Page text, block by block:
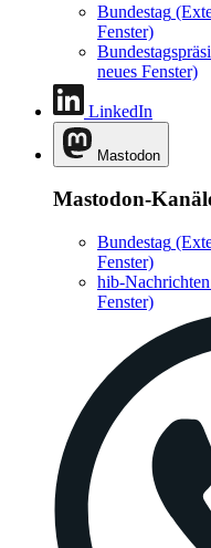
Bundestag
Fenster)
neues Fenster)
LinkedIn
Mastodon
Mastodon-
Bundestag
Fenster)
hib-Nachrichten
Fenster)